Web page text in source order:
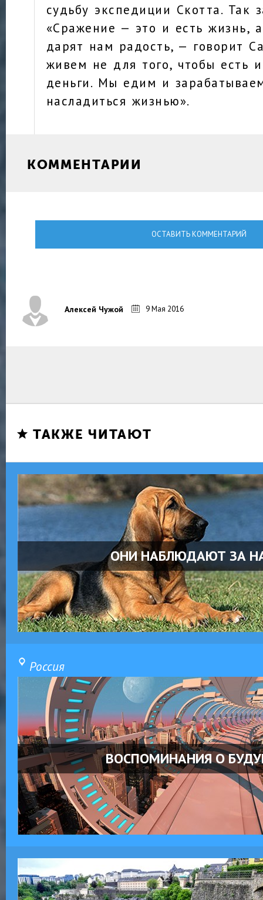
судьбу экспедиции Скотта. Так
«Сражение — это и есть жизнь,
дарят нам радость, — говорит
живем не для того, чтобы есть
деньги. Мы едим и
насладиться жизнью».
КОММЕНТАРИИ
ОСТАВИТЬ КОММЕНТАРИЙ
Алексей Чужой 9 Мая 2016
ТАКЖЕ ЧИТАЮТ
ОНИ НАБЛЮДАЮТ ЗА
Россия
ВОСПОМИНАНИЯ О